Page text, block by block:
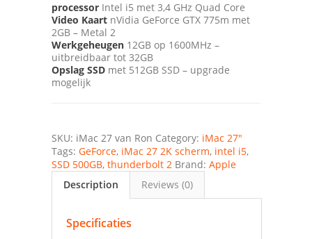
processor Intel i5 met 3,4 GHz Quad Core
Video Kaart nVidia GeForce GTX 775m met
2GB – Metal 2
Werkgeheugen 12GB op 1600MHz –
uitbreidbaar tot 32GB
Opslag SSD met 512GB SSD – upgrade
mogelijk
SKU: iMac 27 van Ron Category: iMac 27"
Tags: GeForce, iMac 27 2K scherm, intel i5,
SSD 500GB, thunderbolt 2 Brand: Apple
Description
Reviews (0)
Specificaties